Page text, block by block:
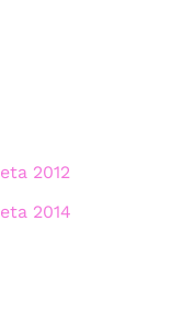
2012
2014